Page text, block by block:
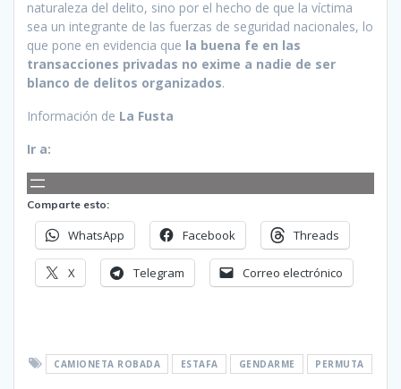
naturaleza del delito, sino por el hecho de que la víctima
sea un integrante de las fuerzas de seguridad nacionales, lo
que pone en evidencia que la buena fe en las
transacciones privadas no exime a nadie de ser
blanco de delitos organizados.
Información de La Fusta
Ir a:
Comparte esto:
WhatsApp Facebook Threads
X Telegram Correo electrónico
CAMIONETA ROBADA ESTAFA GENDARME PERMUTA